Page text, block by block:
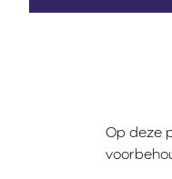
Op deze